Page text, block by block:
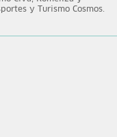
y Turismo Cosmos.